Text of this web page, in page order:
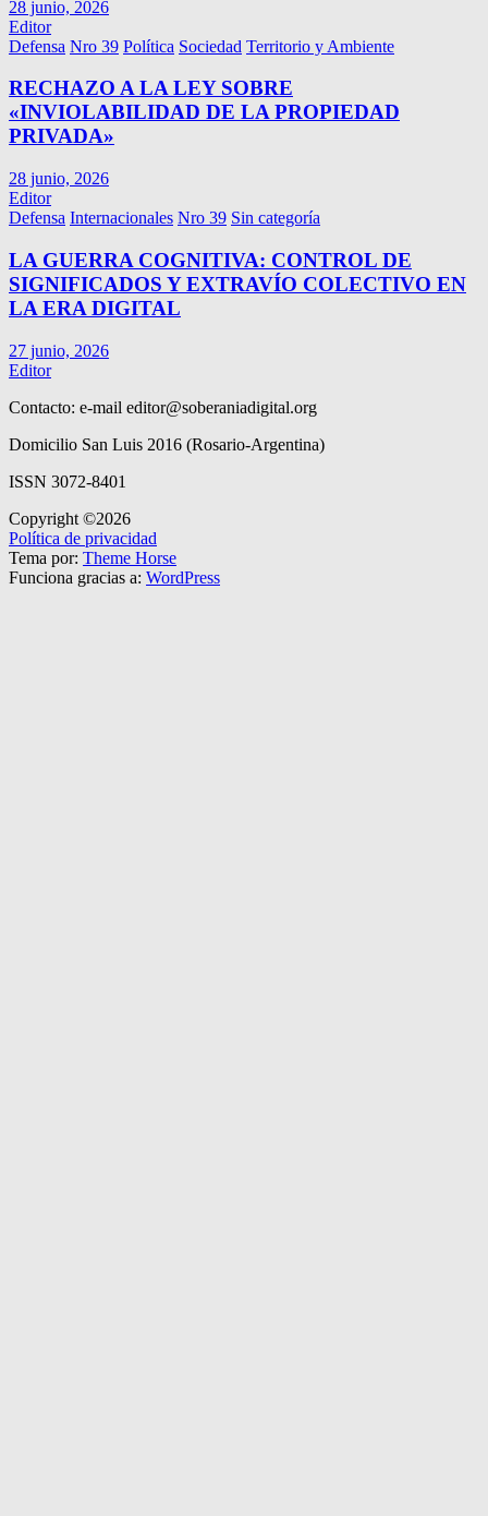
28 junio, 2026
Editor
Defensa Nro 39 Política Sociedad Territorio y Ambiente
RECHAZO A LA LEY SOBRE
«INVIOLABILIDAD DE LA PROPIEDAD
PRIVADA»
28 junio, 2026
Editor
Defensa Internacionales Nro 39 Sin categoría
LA GUERRA COGNITIVA: CONTROL DE
SIGNIFICADOS Y EXTRAVÍO COLECTIVO EN
LA ERA DIGITAL
27 junio, 2026
Editor
Contacto: e-mail editor@soberaniadigital.org
Domicilio San Luis 2016 (Rosario-Argentina)
ISSN 3072-8401
Copyright ©2026
Política de privacidad
Tema por: Theme Horse
Funciona gracias a: WordPress